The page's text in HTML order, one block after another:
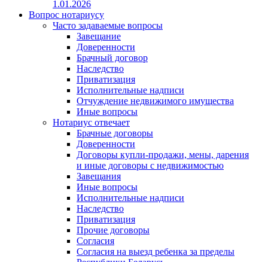
1.01.2026
Вопрос нотариусу
Часто задаваемые вопросы
Завещание
Доверенности
Брачный договор
Наследство
Приватизация
Исполнительные надписи
Отчуждение недвижимого имущества
Иные вопросы
Нотариус отвечает
Брачные договоры
Доверенности
Договоры купли-продажи, мены, дарения
и иные договоры с недвижимостью
Завещания
Иные вопросы
Исполнительные надписи
Наследство
Приватизация
Прочие договоры
Согласия
Согласия на выезд ребенка за пределы